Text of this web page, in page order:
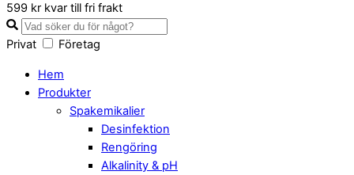
599 kr kvar till fri frakt
Privat Företag
Hem
Produkter
Spakemikalier
Desinfektion
Rengöring
Alkalinity & pH